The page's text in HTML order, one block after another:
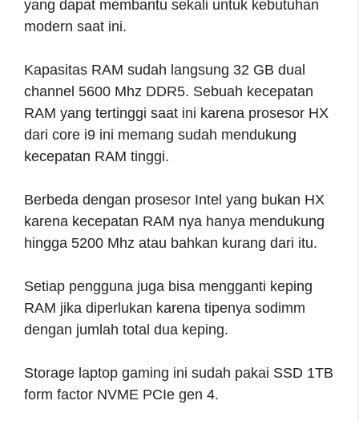
yang dapat membantu sekali untuk kebutuhan
modern saat ini.
Kapasitas RAM sudah langsung 32 GB dual
channel 5600 Mhz DDR5. Sebuah kecepatan
RAM yang tertinggi saat ini karena prosesor HX
dari core i9 ini memang sudah mendukung
kecepatan RAM tinggi.
Berbeda dengan prosesor Intel yang bukan HX
karena kecepatan RAM nya hanya mendukung
hingga 5200 Mhz atau bahkan kurang dari itu.
Setiap pengguna juga bisa mengganti keping
RAM jika diperlukan karena tipenya sodimm
dengan jumlah total dua keping.
Storage laptop gaming ini sudah pakai SSD 1TB
form factor NVME PCIe gen 4.